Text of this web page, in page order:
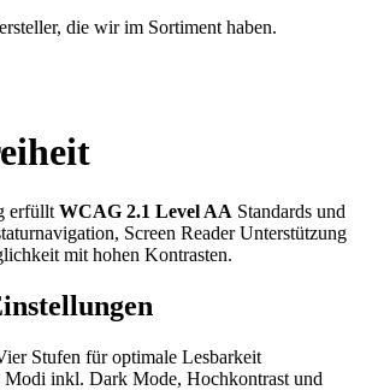
die wir im Sortiment haben.
erfüllt WCAG 2.1 Level AA Standards und
Screen Reader Unterstützung
mit hohen Kontrasten.
Stufen für optimale Lesbarkeit
Modi inkl. Dark Mode, Hochkontrast und